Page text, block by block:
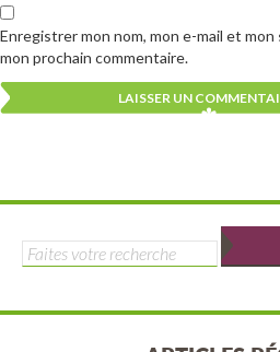
Enregistrer mon nom, mon e-mail et
mon prochain commentaire.
Rechercher :